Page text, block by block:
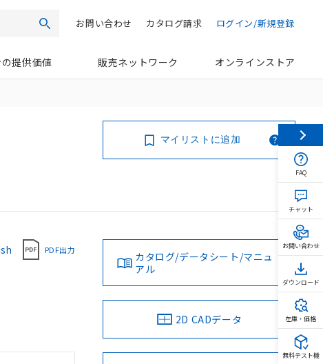
検索 ログイン/新規登録
カタログ請求
お問い合わせ
提供価値 販売ネットワーク オンラインストア
マイリストに追加
PDF出力
カタログ/データシート/マニュ
アル
2D CADデータ
FAQ
チャット
お問い合わせ
ダウンロード
在庫・価格
無料テスト機